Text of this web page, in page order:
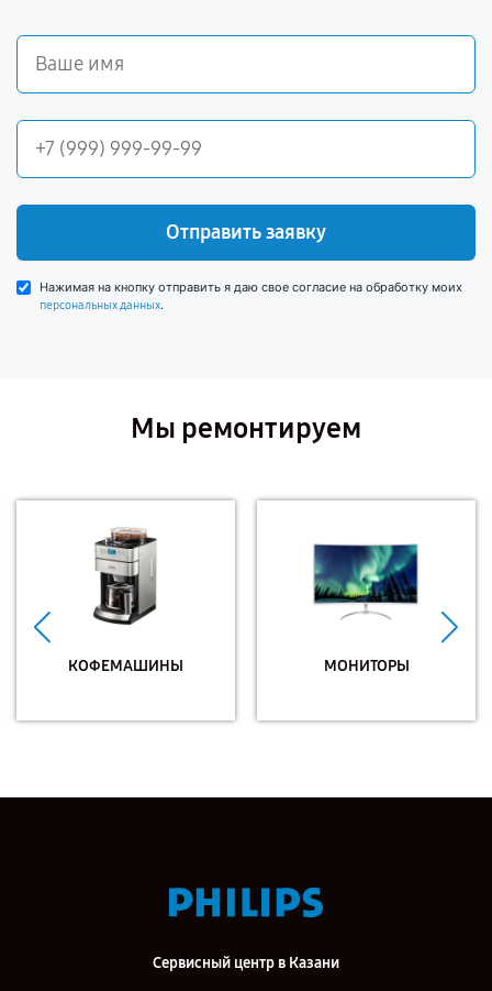
Отправить заявку
Нажимая на кнопку отправить я даю свое согласие на обработку моих
персональных данных.
Мы ремонтируем
КОФЕМАШИНЫ МОНИТОРЫ
Сервисный центр в Казани